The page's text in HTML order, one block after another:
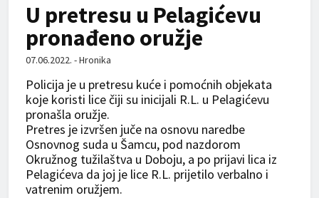
U pretresu u Pelagićevu
pronađeno oružje
07.06.2022. - Hronika
Policija je u pretresu kuće i pomoćnih objekata
koje koristi lice čiji su inicijali R.L. u Pelagićevu
pronašla oružje.
Pretres je izvršen juče na osnovu naredbe
Osnovnog suda u Šamcu, pod nazdorom
Okružnog tužilaštva u Doboju, a po prijavi lica iz
Pelagićeva da joj je lice R.L. prijetilo verbalno i
vatrenim oružjem.